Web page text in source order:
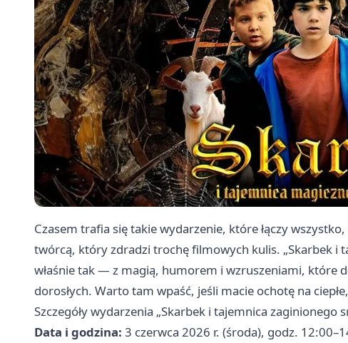
Czasem trafia się takie wydarzenie, które łączy
twórcą, który zdradzi trochę filmowych kulis. „Skarbek i
właśnie tak — z magią, humorem i wzruszeniami, które
dorosłych. Warto tam wpaść, jeśli macie ochotę na
Szczegóły wydarzenia „Skarbek i tajemnica zaginionego
Data i godzina: 3 czerwca 2026 r. (środa), godz.